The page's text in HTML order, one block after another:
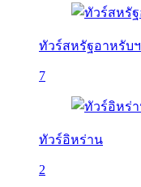
ทัวร์สหรัฐอาหรับฯ
7
ทัวร์อิหร่าน
2